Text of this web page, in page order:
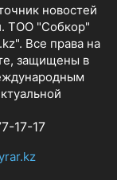
новостей
ТОО "Собкор"
Все права на
защищены в
17-17